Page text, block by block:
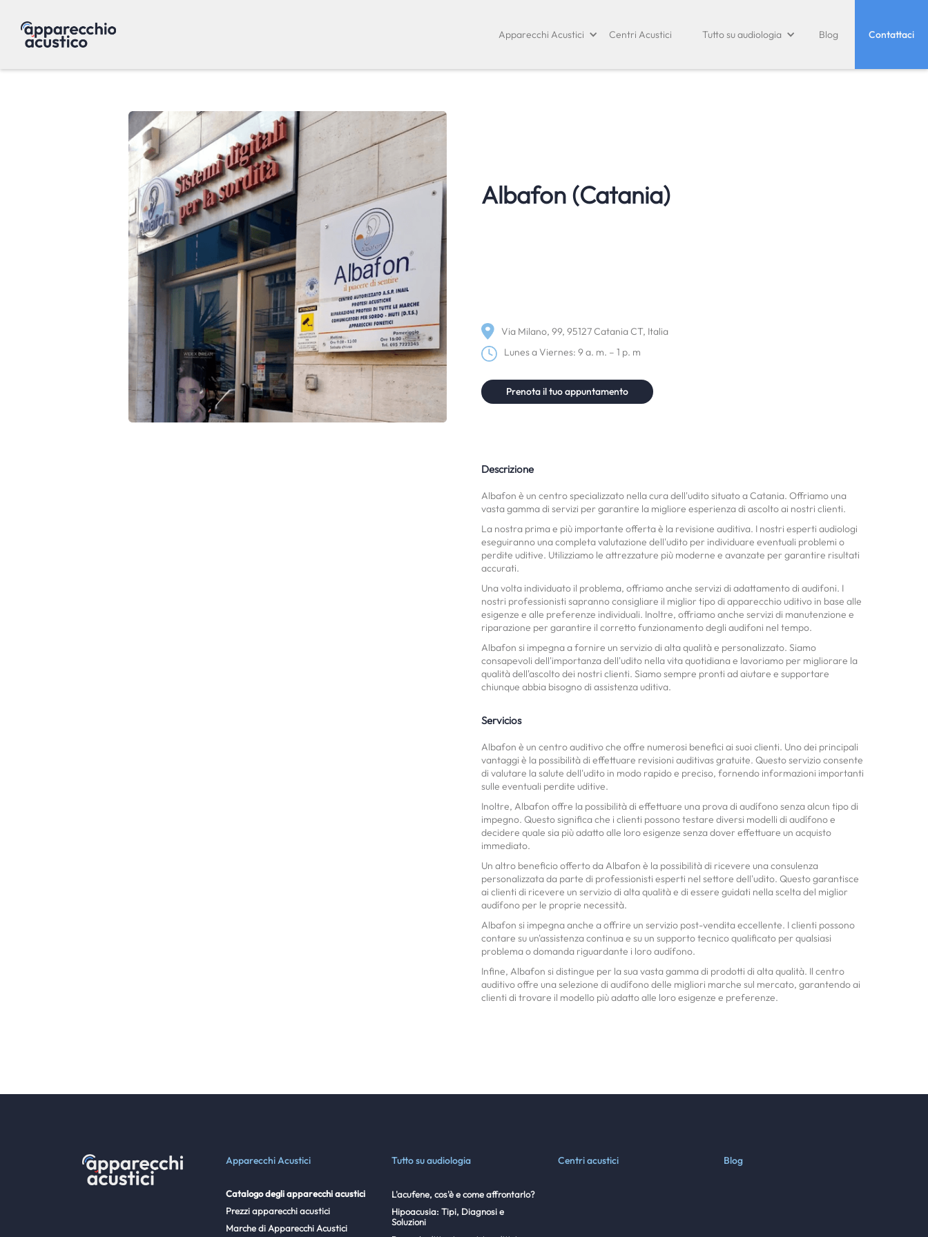
Apparecchi Acustici Centri Acustici Tutto su audiologia Blog Contattaci
Albafon (Catania)
Via Milano, 99, 95127 Catania CT, Italia
Lunes a Viernes: 9 a. m. – 1 p. m
Prenota il tuo appuntamento
Descrizione
Albafon è un centro specializzato nella cura dell'udito situato a Catania. Offriamo una
vasta gamma di servizi per garantire la migliore esperienza di ascolto ai nostri clienti.
La nostra prima e più importante offerta è la revisione auditiva. I nostri esperti audiologi
eseguiranno una completa valutazione dell'udito per individuare eventuali problemi o
perdite uditive. Utilizziamo le attrezzature più moderne e avanzate per garantire risultati
accurati.
Una volta individuato il problema, offriamo anche servizi di adattamento di audifoni. I
nostri professionisti sapranno consigliare il miglior tipo di apparecchio uditivo in base alle
esigenze e alle preferenze individuali. Inoltre, offriamo anche servizi di manutenzione e
riparazione per garantire il corretto funzionamento degli audifoni nel tempo.
Albafon si impegna a fornire un servizio di alta qualità e personalizzato. Siamo
consapevoli dell'importanza dell'udito nella vita quotidiana e lavoriamo per migliorare la
qualità dell'ascolto dei nostri clienti. Siamo sempre pronti ad aiutare e supportare
chiunque abbia bisogno di assistenza uditiva.
Servicios
Albafon è un centro auditivo che offre numerosi benefici ai suoi clienti. Uno dei principali
vantaggi è la possibilità di effettuare revisioni auditivas gratuite. Questo servizio consente
di valutare la salute dell'udito in modo rapido e preciso, fornendo informazioni importanti
sulle eventuali perdite uditive.
Inoltre, Albafon offre la possibilità di effettuare una prova di audífono senza alcun tipo di
impegno. Questo significa che i clienti possono testare diversi modelli di audífono e
decidere quale sia più adatto alle loro esigenze senza dover effettuare un acquisto
immediato.
Un altro beneficio offerto da Albafon è la possibilità di ricevere una consulenza
personalizzata da parte di professionisti esperti nel settore dell'udito. Questo garantisce
ai clienti di ricevere un servizio di alta qualità e di essere guidati nella scelta del miglior
audífono per le proprie necessità.
Albafon si impegna anche a offrire un servizio post-vendita eccellente. I clienti possono
contare su un'assistenza continua e su un supporto tecnico qualificato per qualsiasi
problema o domanda riguardante i loro audífono.
Infine, Albafon si distingue per la sua vasta gamma di prodotti di alta qualità. Il centro
auditivo offre una selezione di audífono delle migliori marche sul mercato, garantendo ai
clienti di trovare il modello più adatto alle loro esigenze e preferenze.
Apparecchi Acustici
Catalogo degli apparecchi acustici
Prezzi apparecchi acustici
Marche di Apparecchi Acustici
Tutto su audiologia
L'acufene, cos'è e come affrontarlo?
Hipoacusia: Tipi, Diagnosi e
Soluzioni
Centri acustici Blog